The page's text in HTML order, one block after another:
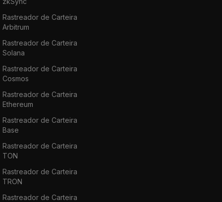
Rastreador de Carteira
Arbitrum
Rastreador de Carteira
Solana
Rastreador de Carteira
Cosmos
Rastreador de Carteira
Ethereum
Rastreador de Carteira
Base
Rastreador de Carteira
TON
Rastreador de Carteira
TRON
Rastreador de Carteira